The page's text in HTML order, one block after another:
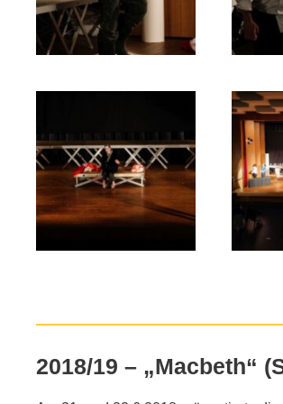
2018/19 – „Macbeth“